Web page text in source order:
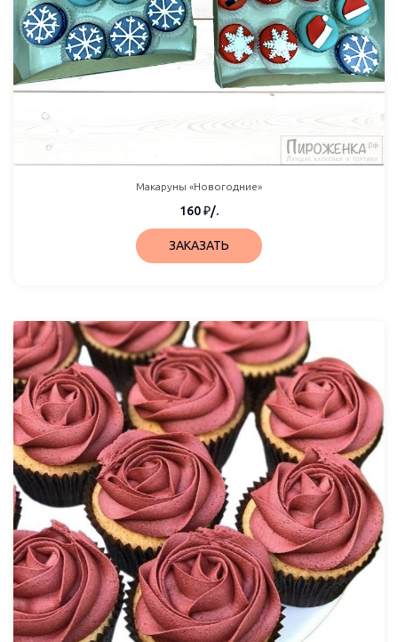
Макаруны «Новогодние»
160₽/.
ЗАКАЗАТЬ